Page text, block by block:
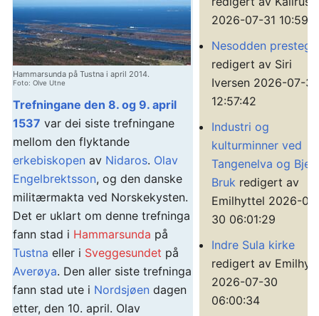
Hammarsunda på Tustna i april 2014.
Foto: Olve Utne
Trefningane den 8. og 9. april
1537 var dei siste trefningane
mellom den flyktande
erkebiskopen av Nidaros. Olav
Engelbrektsson, og den danske
militærmakta ved Norskekysten.
Det er uklart om denne trefninga
fann stad i Hammarsunda på
Tustna eller i Sveggesundet på
Averøya. Den aller siste trefninga
fann stad ute i Nordsjøen dagen
etter, den 10. april. Olav
2026-07-31
Nesodden
redigert av Siri
Iversen 2026-07-30
12:57:42
Industri og
kulturminner ved
Tangenelva og
Bruk redigert av
Emilhyttel 2026-
30 06:01:29
Indre Sula kirke
redigert av
2026-07-30
06:00:34